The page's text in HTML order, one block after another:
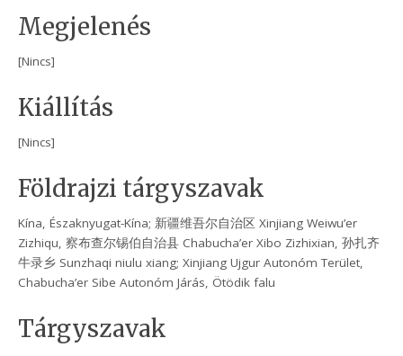
Megjelenés
[Nincs]
Kiállítás
[Nincs]
Földrajzi tárgyszavak
Kína, Északnyugat-Kína; 新疆维吾尔自治区 Xinjiang Weiwu’er
Zizhiqu, 察布查尔锡伯自治县 Chabucha’er Xibo Zizhixian, 孙扎齐
牛录乡 Sunzhaqi niulu xiang; Xinjiang Ujgur Autonóm Terület,
Chabucha’er Sibe Autonóm Járás, Ötödik falu
Tárgyszavak